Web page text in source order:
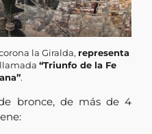
la Giralda, representa
“Triunfo de la Fe
.
bronce, de más de 4